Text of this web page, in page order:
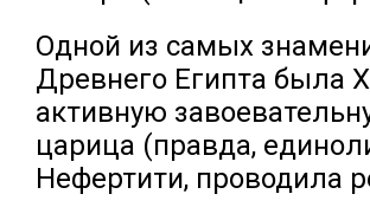
Одной из самых
Древнего Египта была
активную
царица (правда,
Нефертити, проводила